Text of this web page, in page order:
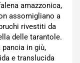
amazzonica,
assomigliano a
rivestiti da
delle tarantole.
in giù,
e translucida